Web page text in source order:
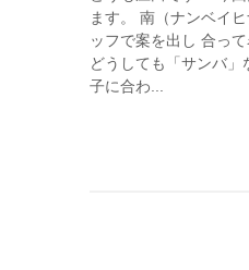
ます。 南（ナンベイ
ッフで案を出し 合っ
どうしても「サンバ
子に合わ...